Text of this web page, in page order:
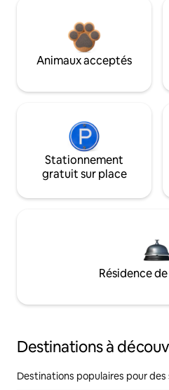
Animaux acceptés
Stationnement
gratuit sur place
Résidence
Destinations à
Destinations populaires pour des